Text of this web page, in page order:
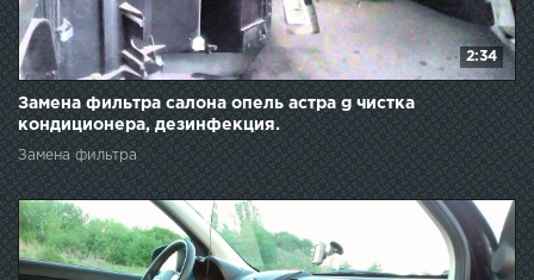
2:34
Замена фильтра салона опель астра g чистка
кондиционера, дезинфекция.
Замена фильтра